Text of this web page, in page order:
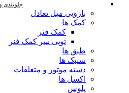
جلوبندی
بازویی میل تعادل
کمک ها
کمک فنر
توپی سر کمک فنر
طبق ها
سیبک ها
دسته موتور و متعلقات
اکسل ها
پلوس